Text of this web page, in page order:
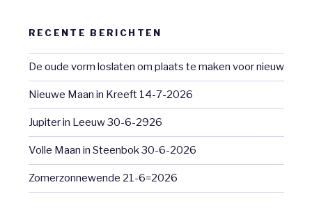
RECENTE BERICHTEN
De oude vorm loslaten om plaats te maken voor nieuw
Nieuwe Maan in Kreeft 14-7-2026
Jupiter in Leeuw 30-6-2926
Volle Maan in Steenbok 30-6-2026
Zomerzonnewende 21-6=2026